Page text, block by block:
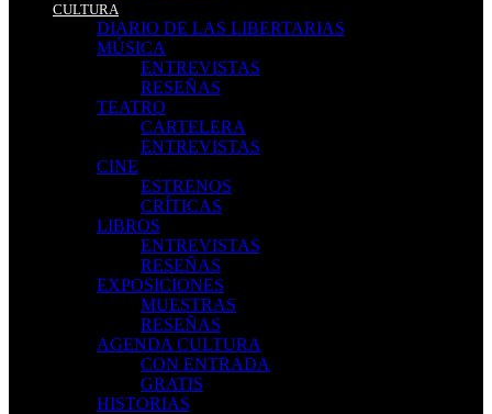
CULTURA
DIARIO DE LAS LIBERTARIAS
MÚSICA
ENTREVISTAS
RESEÑAS
TEATRO
CARTELERA
ENTREVISTAS
CINE
ESTRENOS
CRÍTICAS
LIBROS
ENTREVISTAS
RESEÑAS
EXPOSICIONES
MUESTRAS
RESEÑAS
AGENDA CULTURA
CON ENTRADA
GRATIS
HISTORIAS